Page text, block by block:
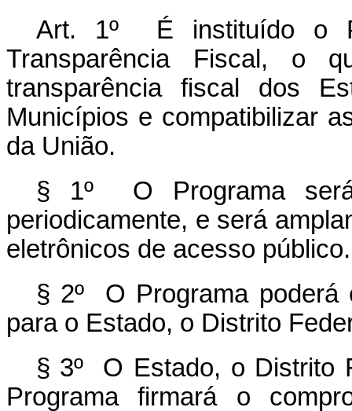
Art. 1º É instituído o
Transparência Fiscal, o
transparência fiscal dos
Municípios e compatibilizar
da União.
§ 1º O Programa será
periodicamente, e será
eletrônicos de acesso público.
§ 2º O Programa poderá
para o Estado, o Distrito
§ 3º O Estado, o Distrito
Programa firmará o